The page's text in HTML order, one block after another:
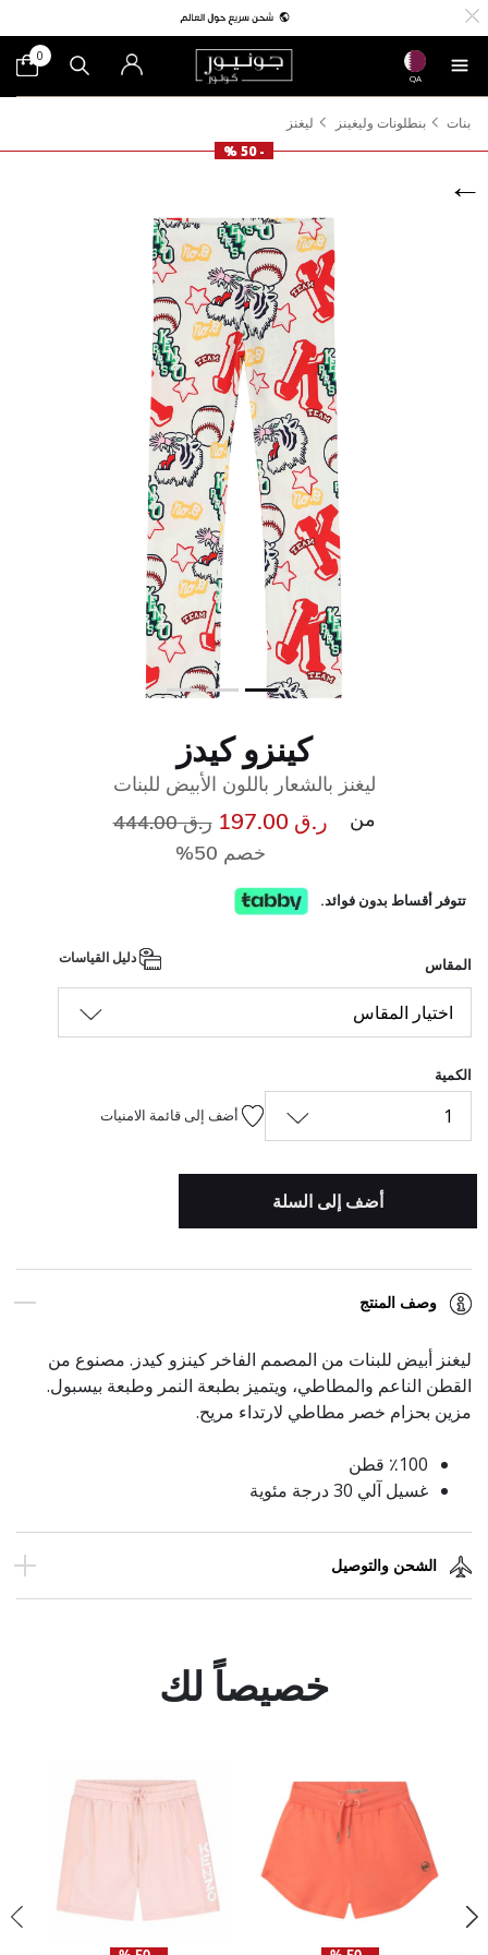
QA
0
بنات بنطلونات وليغينز
ليغنز
- 50 %
كينزو كيدز
ليغنز بالشعار باللون الأبيض للبنات
من
ر.ق 197.00 سعر مخفض من
ر.ق 444.00
إلى
خصم 50%
تتوفر أقساط بدون فوائد.
المقاس
اختيار المقاس
الكمية
1 أضف إلى قائمة الامنيات
أضف إلى السلة
وصف المنتج
ليغنز أبيض للبنات من المصمم الفاخر كينزو كيدز. مصنوع من
القطن الناعم والمطاطي، ويتميز بطبعة النمر وطبعة بيسبول.
مزين بحزام خصر مطاطي لارتداء مريح.
٪100 قطن
غسيل آلي 30 درجة مئوية
الشحن والتوصيل
خصيصاً لك